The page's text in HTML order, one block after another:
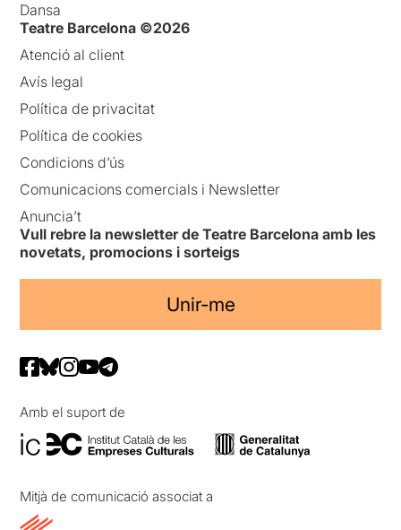
Dansa
Teatre Barcelona ©2026
Atenció al client
Avís legal
Política de privacitat
Política de cookies
Condicions d’ús
Comunicacions comercials i Newsletter
Anuncia’t
Vull rebre la newsletter de Teatre Barcelona amb les
novetats, promocions i sorteigs
Unir-me
Amb el suport de
Mitjà de comunicació associat a